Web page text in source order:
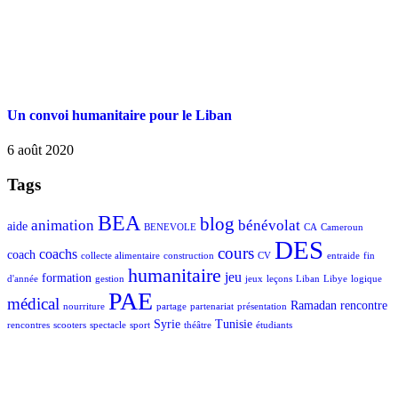
Un convoi humanitaire pour le Liban
6 août 2020
Tags
aide animation BEA BENEVOLE blog bénévolat CA Cameroun
coach coachs collecte alimentaire construction cours CV DES entraide fin
d'année formation gestion humanitaire jeu jeux leçons Liban Libye logique
médical nourriture PAE partage partenariat présentation Ramadan rencontre
rencontres scooters spectacle sport Syrie théâtre Tunisie étudiants